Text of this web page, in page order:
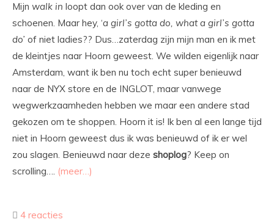
Mijn walk in loopt dan ook over van de kleding en
schoenen. Maar hey, ‘a girl’s gotta do, what a girl’s gotta
do’ of niet ladies?? Dus…zaterdag zijn mijn man en ik met
de kleintjes naar Hoorn geweest. We wilden eigenlijk naar
Amsterdam, want ik ben nu toch echt super benieuwd
naar de NYX store en de INGLOT, maar vanwege
wegwerkzaamheden hebben we maar een andere stad
gekozen om te shoppen. Hoorn it is! Ik ben al een lange tijd
niet in Hoorn geweest dus ik was benieuwd of ik er wel
zou slagen. Benieuwd naar deze shoplog? Keep on
scrolling…. (meer…)
4 reacties